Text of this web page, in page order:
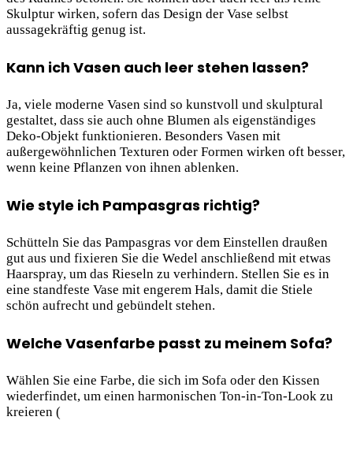
Skulptur wirken, sofern das Design der Vase selbst
aussagekräftig genug ist.
Kann ich Vasen auch leer stehen lassen?
Ja, viele moderne Vasen sind so kunstvoll und skulptural
gestaltet, dass sie auch ohne Blumen als eigenständiges
Deko-Objekt funktionieren. Besonders Vasen mit
außergewöhnlichen Texturen oder Formen wirken oft besser,
wenn keine Pflanzen von ihnen ablenken.
Wie style ich Pampasgras richtig?
Schütteln Sie das Pampasgras vor dem Einstellen draußen
gut aus und fixieren Sie die Wedel anschließend mit etwas
Haarspray, um das Rieseln zu verhindern. Stellen Sie es in
eine standfeste Vase mit engerem Hals, damit die Stiele
schön aufrecht und gebündelt stehen.
Welche Vasenfarbe passt zu meinem Sofa?
Wählen Sie eine Farbe, die sich im Sofa oder den Kissen
wiederfindet, um einen harmonischen Ton-in-Ton-Look zu
kreieren (